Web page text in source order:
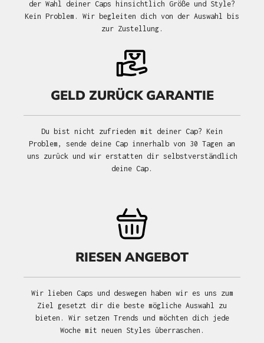
der Wahl deiner Caps hinsichtlich Größe und Style?
Kein Problem. Wir begleiten dich von der Auswahl bis
zur Zustellung.
GELD ZURÜCK GARANTIE
Du bist nicht zufrieden mit deiner Cap? Kein
Problem, sende deine Cap innerhalb von 30 Tagen an
uns zurück und wir erstatten dir selbstverständlich
deine Cap.
RIESEN ANGEBOT
Wir lieben Caps und deswegen haben wir es uns zum
Ziel gesetzt dir die beste mögliche Auswahl zu
bieten. Wir setzen Trends und möchten dich jede
Woche mit neuen Styles überraschen.